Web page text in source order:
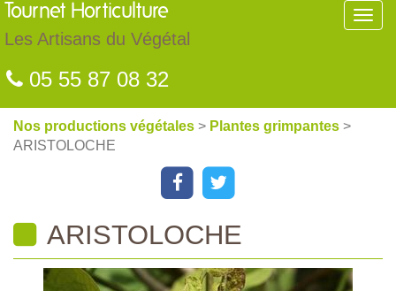
Tournet Horticulture
Les Artisans du Végétal
05 55 87 08 32
Nos productions végétales > Plantes grimpantes >
ARISTOLOCHE
ARISTOLOCHE